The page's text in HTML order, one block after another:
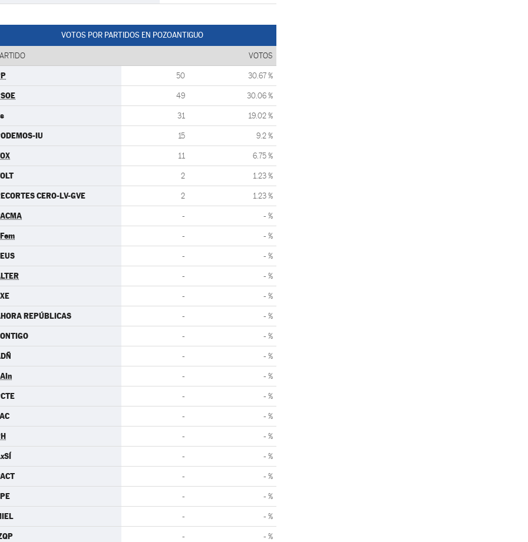
VOTOS POR PARTIDOS EN POZOANTIGUO
VOTOS
50 30.67 %
49 30.06 %
31 19.02 %
IU 15 9.2 %
11 6.75 %
2 1.23 %
CERO-LV-GVE 2 1.23 %
- - %
- - %
- - %
- - %
- - %
REPÚBLICAS - - %
- - %
- - %
- - %
- - %
- - %
- - %
- - %
- - %
- - %
- - %
- - %